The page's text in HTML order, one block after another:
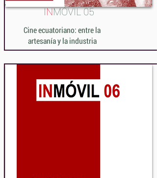
INMÓVIL 05
Cine ecuatoriano: entre la
artesanía y la industria